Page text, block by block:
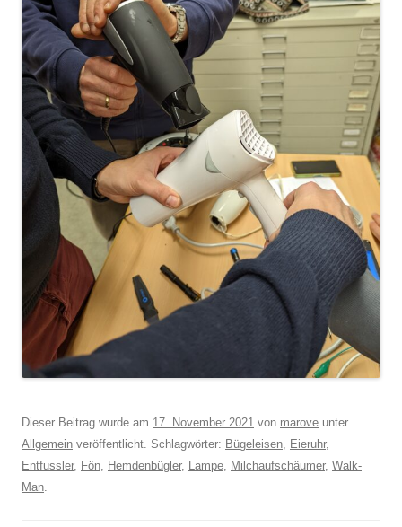
Dieser Beitrag wurde am 17. November 2021 von marove unter
Allgemein veröffentlicht. Schlagwörter: Bügeleisen Eieruhr,
Entfussler, Fön Hemdenbügler, Lampe Milchaufschäumer, Walk-
Man